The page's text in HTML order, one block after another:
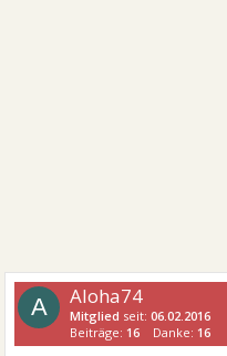
A Aloha74
Mitglied seit:06.02.2016
Beiträge: 16 Danke: 16